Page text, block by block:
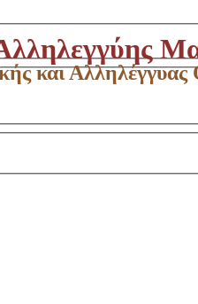
και Αλληλέγγυας